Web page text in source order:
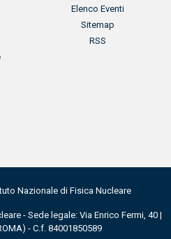
Elenco Eventi
Sitemap
RSS
Nazionale di Fisica Nucleare
- Sede legale: Via Enrico Fermi, 40 |
- C.f. 84001850589